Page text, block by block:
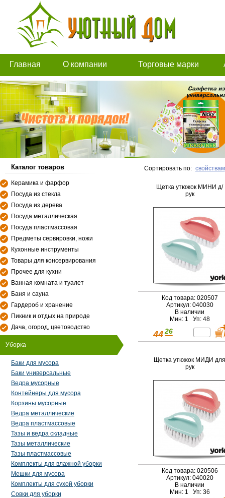
Главная О компании Торговые марки
Каталог товаров
Керамика и фарфор
Посуда из стекла
Посуда из дерева
Посуда металлическая
Посуда пластмассовая
Предметы сервировки, ножи
Кухонные инструменты
Товары для консервирования
Прочее для кухни
Ванная комната и туалет
Баня и сауна
Гардероб и хранение
Пикник и отдых на природе
Дача, огород, цветоводство
Уборка
Баки для мусора
Баки универсальные
Ведра мусорные
Контейнеры для мусора
Корзины мусорные
Ведра металлические
Ведра пластмассовые
Тазы и ведра складные
Тазы металлические
Тазы пластмассовые
Комплекты для влажной уборки
Мешки для мусора
Комплекты для сухой уборки
Совки для уборки
Сортировать по: свойствам
Щетка утюжок МИНИ д/
рук
Код товара: 020507
Артикул: 040030
В наличии
Мин: 1 Уп: 48
44 26
Щетка утюжок МИДИ для
рук
Код товара: 020506
Артикул: 040020
В наличии
Мин: 1 Уп: 36